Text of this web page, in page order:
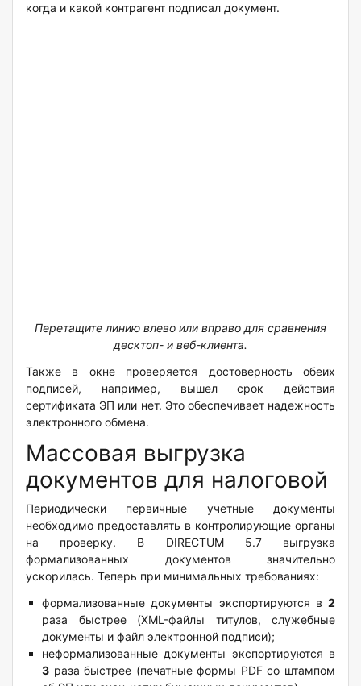
когда и какой контрагент подписал документ.
Перетащите линию влево или вправо для сравнения
десктоп- и веб-клиента.
Также в окне проверяется достоверность обеих
подписей, например, вышел срок действия
сертификата ЭП или нет. Это обеспечивает надежность
электронного обмена.
Массовая выгрузка
документов для налоговой
Периодически первичные учетные документы
необходимо предоставлять в контролирующие органы
на проверку. В DIRECTUM 5.7 выгрузка
формализованных документов значительно
ускорилась. Теперь при минимальных требованиях:
формализованные документы экспортируются в 2
раза быстрее (XML-файлы титулов, служебные
документы и файл электронной подписи);
неформализованные документы экспортируются в
3 раза быстрее (печатные формы PDF со штампом